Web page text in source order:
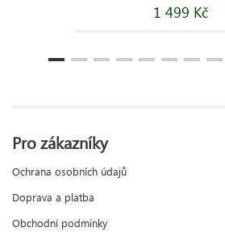
1 499 Kč
Pro zákazníky
Ochrana osobních údajů
Doprava a platba
Obchodní podmínky